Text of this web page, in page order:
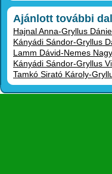
Ajánlott további
Hajnal Anna-Gryllus
Kányádi Sándor-Gryllus
Lamm Dávid-Nemes
Kányádi Sándor-Gryllus
Tamkó Sirató Károly-